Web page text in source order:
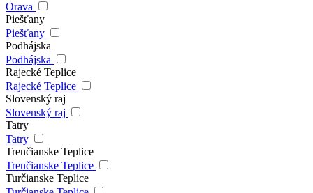
Orava
Piešťany
Piešťany
Podhájska
Podhájska
Rajecké Teplice
Rajecké Teplice
Slovenský raj
Slovenský raj
Tatry
Tatry
Trenčianske Teplice
Trenčianske Teplice
Turčianske Teplice